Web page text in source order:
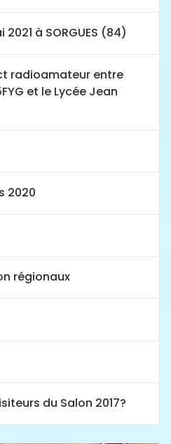
2021 à SORGUES (84)
radioamateur entre
et le Lycée Jean
2020
régionaux
du Salon 2017?